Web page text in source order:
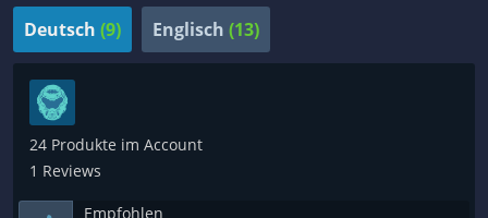
Deutsch (9) Englisch (13)
24 Produkte im Account
1 Reviews
Empfohlen